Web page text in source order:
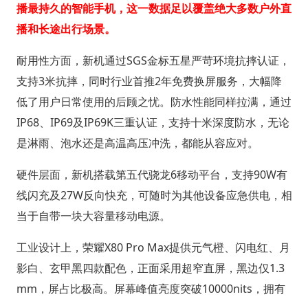
播最持久的智能手机，这一数据足以覆盖绝大多数户外直
播和长途出行场景。
耐用性方面，新机通过SGS金标五星严苛环境抗摔认证，
支持3米抗摔，同时行业首推2年免费换屏服务，大幅降
低了用户日常使用的后顾之忧。防水性能同样拉满，通过
IP68、IP69及IP69K三重认证，支持十米深度防水，无论
是淋雨、泡水还是高温高压冲洗，都能从容应对。
硬件层面，新机搭载第五代骁龙6移动平台，支持90W有
线闪充及27W反向快充，可随时为其他设备应急供电，相
当于自带一块大容量移动电源。
工业设计上，荣耀X80 Pro Max提供元气橙、闪电红、月
影白、玄甲黑四款配色，正面采用超窄直屏，黑边仅1.3
mm，屏占比极高。屏幕峰值亮度突破10000nits，拥有